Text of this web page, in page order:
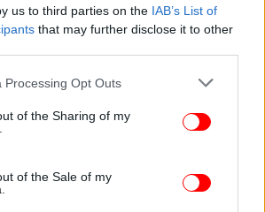
us to third parties on the IAB’s List of
that may further disclose it to other
website/app uses one or more Google
or usage behaviour. You may click to
to Google and its third-party tags to
specified purposes in below Google
Processing Opt Outs
of the Sharing of my
of the Sale of my